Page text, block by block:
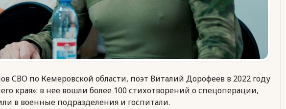
СВО по Кемеровской области, поэт Виталий Дорофеев в 2022 году
края»: в нее вошли более 100 стихотворений о спецоперации,
в военные подразделения и госпитали.